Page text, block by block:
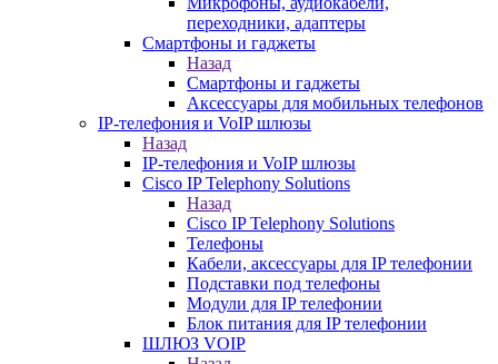
переходники, адаптеры
Смартфоны и гаджеты
Назад
Смартфоны и гаджеты
Аксессуары для мобильных телефонов
IP-телефония и VoIP шлюзы
Назад
IP-телефония и VoIP шлюзы
Cisco IP Telephony Solutions
Назад
Cisco IP Telephony Solutions
Телефоны
Кабели, аксессуары для IP телефонии
Подставки под телефоны
Модули для IP телефонии
Блок питания для IP телефонии
ШЛЮЗ VOIP